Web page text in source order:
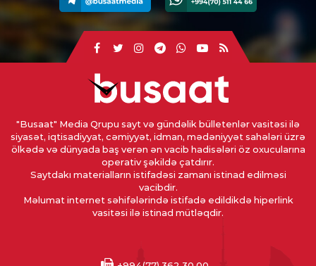
"Busaat" Media Qrupu sayt və gündəlik bülletenlər vasitəsi ilə
siyasət, iqtisadiyyat, cəmiyyət, idman, mədəniyyət sahələri üzrə
ölkədə və dünyada baş verən ən vacib hadisələri öz oxucularına
operativ şəkildə çatdırır.
Saytdakı materialların istifadəsi zamanı istinad edilməsi
vacibdir.
Məlumat internet səhifələrində istifadə edildikdə hiperlink
vasitəsi ilə istinad mütləqdir.